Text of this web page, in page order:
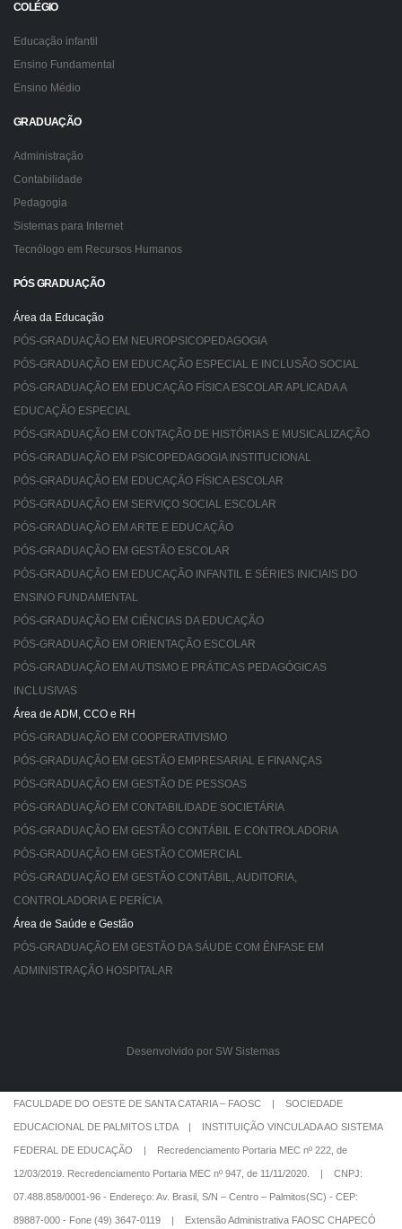
COLÉGIO
Educação infantil
Ensino Fundamental
Ensino Médio
GRADUAÇÃO
Administração
Contabilidade
Pedagogia
Sistemas para Internet
Tecnólogo em Recursos Humanos
PÓS GRADUAÇÃO
Área da Educação
PÓS-GRADUAÇÃO EM NEUROPSICOPEDAGOGIA
PÓS-GRADUAÇÃO EM EDUCAÇÃO ESPECIAL E INCLUSÃO SOCIAL
PÓS-GRADUAÇÃO EM EDUCAÇÃO FÍSICA ESCOLAR APLICADA A
EDUCAÇÃO ESPECIAL
PÓS-GRADUAÇÃO EM CONTAÇÃO DE HISTÓRIAS E MUSICALIZAÇÃO
PÓS-GRADUAÇÃO EM PSICOPEDAGOGIA INSTITUCIONAL
PÓS-GRADUAÇÃO EM EDUCAÇÃO FÍSICA ESCOLAR
PÓS-GRADUAÇÃO EM SERVIÇO SOCIAL ESCOLAR
PÓS-GRADUAÇÃO EM ARTE E EDUCAÇÃO
PÓS-GRADUAÇÃO EM GESTÃO ESCOLAR
PÓS-GRADUAÇÃO EM EDUCAÇÃO INFANTIL E SÉRIES INICIAIS DO
ENSINO FUNDAMENTAL
PÓS-GRADUAÇÃO EM CIÊNCIAS DA EDUCAÇÃO
PÓS-GRADUAÇÃO EM ORIENTAÇÃO ESCOLAR
PÓS-GRADUAÇÃO EM AUTISMO E PRÁTICAS PEDAGÓGICAS
INCLUSIVAS
Área de ADM, CCO e RH
PÓS-GRADUAÇÃO EM COOPERATIVISMO
PÓS-GRADUAÇÃO EM GESTÃO EMPRESARIAL E FINANÇAS
PÓS-GRADUAÇÃO EM GESTÃO DE PESSOAS
PÓS-GRADUAÇÃO EM CONTABILIDADE SOCIETÁRIA
PÓS-GRADUAÇÃO EM GESTÃO CONTÁBIL E CONTROLADORIA
PÓS-GRADUAÇÃO EM GESTÃO COMERCIAL
PÓS-GRADUAÇÃO EM GESTÃO CONTÁBIL, AUDITORIA,
CONTROLADORIA E PERÍCIA
Área de Saúde e Gestão
PÓS-GRADUAÇÃO EM GESTÃO DA SÁUDE COM ÊNFASE EM
ADMINISTRAÇÃO HOSPITALAR
Desenvolvido por SW Sistemas
FACULDADE DO OESTE DE SANTA CATARIA – FAOSC | SOCIEDADE
EDUCACIONAL DE PALMITOS LTDA | INSTITUIÇÃO VINCULADA AO SISTEMA
FEDERAL DE EDUCAÇÃO | Recredenciamento Portaria MEC nº 222, de
12/03/2019. Recredenciamento Portaria MEC nº 947, de 11/11/2020. | CNPJ:
07.488.858/0001-96 - Endereço: Av. Brasil, S/N – Centro – Palmitos(SC) - CEP:
89887-000 - Fone (49) 3647-0119 | Extensão Administrativa FAOSC CHAPECÓ